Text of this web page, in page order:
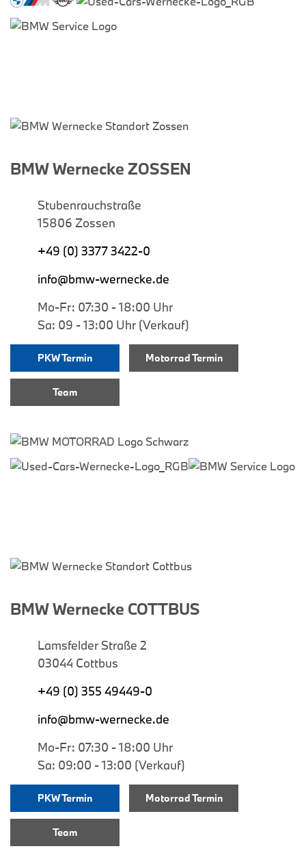
BMW Wernecke ZOSSEN
Stubenrauchstraße
15806 Zossen
+49 (0) 3377 3422-0
info@bmw-wernecke.de
Mo-Fr: 07:30 - 18:00 Uhr
Sa: 09 - 13:00 Uhr (Verkauf)
PKW Termin Motorrad Termin
Team
BMW Wernecke COTTBUS
Lamsfelder Straße 2
03044 Cottbus
+49 (0) 355 49449-0
info@bmw-wernecke.de
Mo-Fr: 07:30 - 18:00 Uhr
Sa: 09:00 - 13:00 (Verkauf)
PKW Termin Motorrad Termin
Team